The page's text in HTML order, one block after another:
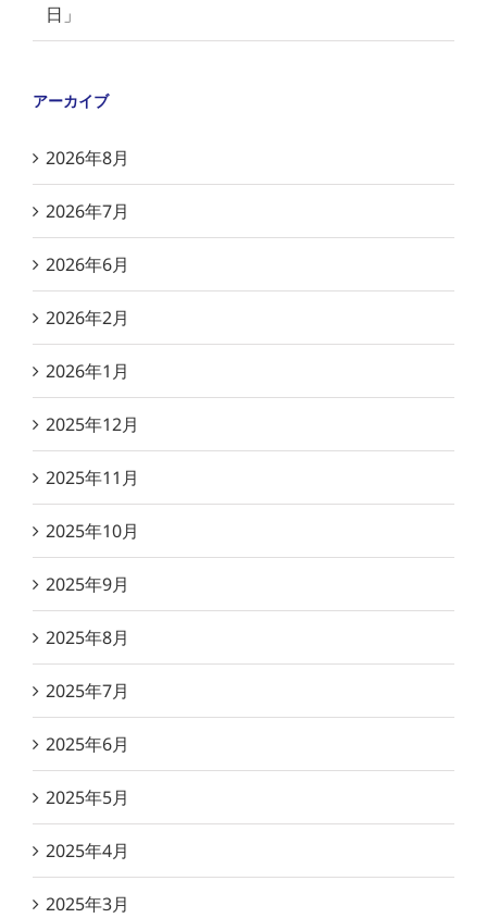
日」
アーカイブ
2026年8月
2026年7月
2026年6月
2026年2月
2026年1月
2025年12月
2025年11月
2025年10月
2025年9月
2025年8月
2025年7月
2025年6月
2025年5月
2025年4月
2025年3月